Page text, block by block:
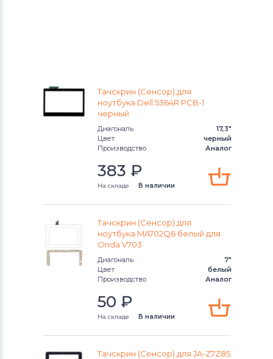
Тачскрин (Сенсор) для
ноутбука Dell 5364R PCB-1
черный
Диагональ
17,3"
Цвет
черный
Производство
Аналог
383 ₽
На складе В наличии
Тачскрин (Сенсор) для
ноутбука MA702Q6 белый для
Onda V703
Диагональ
7"
Цвет
белый
Производство
Аналог
50 ₽
На складе В наличии
Тачскрин (Сенсор) для JA-Z7Z85